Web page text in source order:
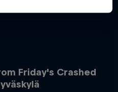
Friday's Crashed